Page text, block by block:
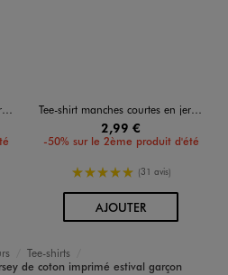
Tee-shirt manches courtes en jersey de coton imprimé estival garçon
2,99 €
-50% sur le 2ème produit d'été
5/5 de moyenne
(31 avis)
AJOUTERAU PANIER
Tee-shirts
de coton imprimé estival garçon